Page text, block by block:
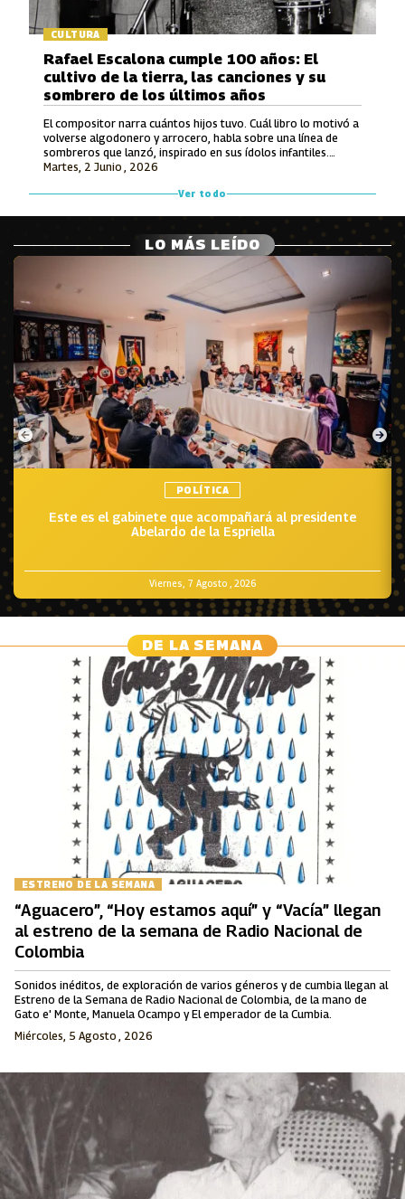
CULTURA
Martes, 2 Junio , 2026
Rafael Escalona cumple 100 años: El
cultivo de la tierra, las canciones y su
sombrero de los últimos años
El compositor narra cuántos hijos tuvo. Cuál libro lo motivó a
volverse algodonero y arrocero, habla sobre una línea de
sombreros que lanzó, inspirado en sus ídolos infantiles.
También recuerda lo que le ofrecieron por hacerle una
inédito que luego grabó Jorge Oñate.
Ver todo
LO MÁS LEÍDO
POLÍTICA
Viernes, 7 Agosto , 2026
Este es el gabinete que acompañará al presidente
Abelardo de la Espriella
DE LA SEMANA
ESTRENO DE LA SEMANA
“Aguacero”, “Hoy estamos aquí” y “Vacía” llegan
al estreno de la semana de Radio Nacional de
Colombia
Sonidos inéditos, de exploración de varios géneros y de cumbia llegan al
Estreno de la Semana de Radio Nacional de Colombia, de la mano de
Gato e' Monte, Manuela Ocampo y El emperador de la Cumbia.
Miércoles, 5 Agosto , 2026